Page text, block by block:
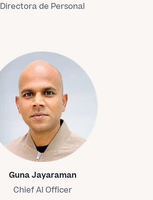
Directora de Personal
Guna Jayaraman
Chief AI Officer